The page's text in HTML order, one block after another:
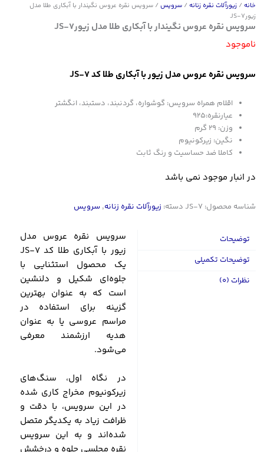
خانه / زیورآلات نقره زنانه / سرویس / سرویس نقره عروس نگیندار با آبکاری طلا مدل
زیورJS-7
سرویس نقره عروس نگیندار با آبکاری طلا مدل زیورJS-7
ناموجود
سرویس نقره عروس مدل زیور با آبکاری طلا کد JS-7
اقلام همراه سرویس: گوشواره، گردنبند، دستبند، انگشتر
عیارنقره:925
وزن: 29 گرم
نگین: زیرکونیوم
کاملا ضد حساسیت و رنگ ثابت
در انبار موجود نمی باشد
شناسه محصول: JS-7 دسته: زیورآلات نقره زنانه, سرویس
توضیحات
توضیحات تکمیلی
نظرات (0)
سرویس نقره عروس مدل
زیور با آبکاری طلا کد JS-7
یک محصول استثنایی با
جلوه‌ای شکیل و دلنشین
است که به عنوان بهترین
گزینه برای استفاده در
مراسم عروسی یا به عنوان
هدیه ارزشمند معرفی
می‌شود.
در نگاه اول، سنگ‌های
زیرکونیوم مخراج کاری شده‌
در این سرویس، با دقت و
ظرافت زیاد به یکدیگر متصل
شده‌اند و به این سرویس
نقره مجلسی جلوه و درخشش